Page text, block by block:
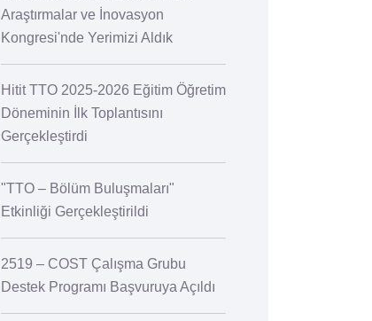
Araştırmalar ve İnovasyon
Kongresi'nde Yerimizi Aldık
Hitit TTO 2025-2026 Eğitim Öğretim
Döneminin İlk Toplantısını
Gerçekleştirdi
"TTO – Bölüm Buluşmaları"
Etkinliği Gerçekleştirildi
2519 – COST Çalışma Grubu
Destek Programı Başvuruya Açıldı